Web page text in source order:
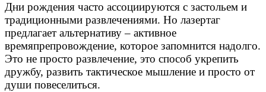
Дни рождения часто ассоциируются с застольем и
традиционными развлечениями. Но лазертаг
предлагает альтернативу – активное
времяпрепровождение, которое запомнится надолго.
Это не просто развлечение, это способ укрепить
дружбу, развить тактическое мышление и просто от
души повеселиться.